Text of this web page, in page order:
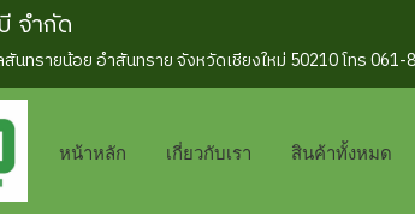
จำกัด
นทรายน้อย อำสันทราย จังหวัดเชียงใหม่ 50210 โทร 061-
หน้าหลัก เกี่ยวกับเรา สินค้าทั้งหมด